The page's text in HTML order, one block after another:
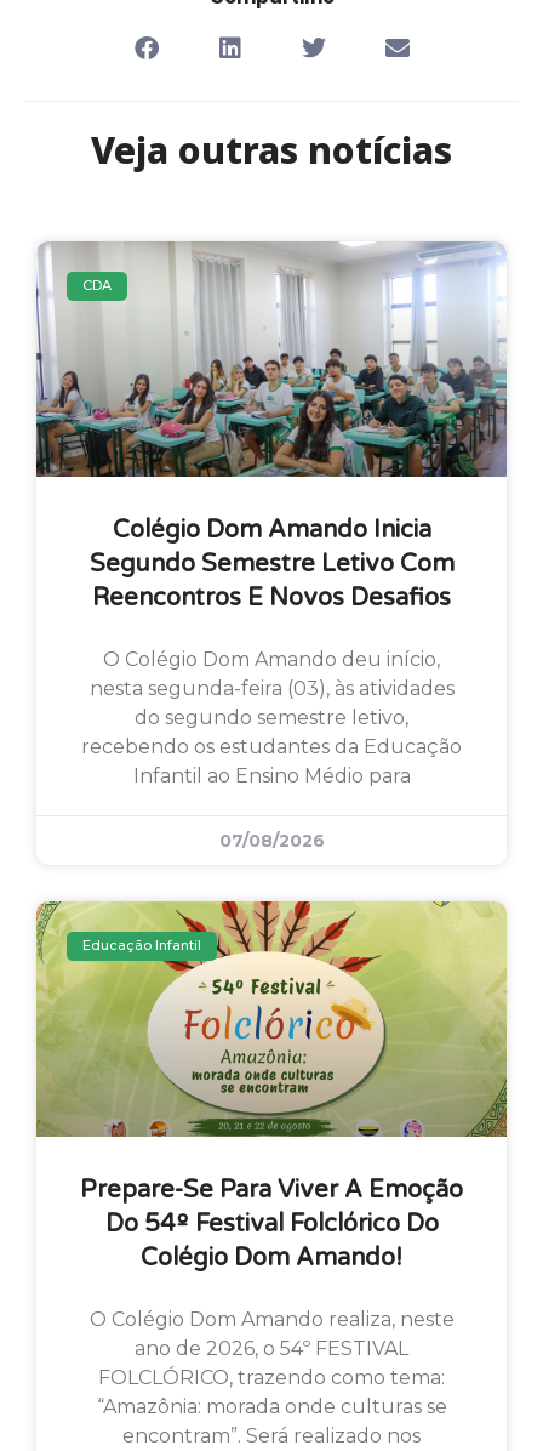
Veja outras notícias
CDA
Colégio Dom Amando Inicia
Segundo Semestre Letivo Com
Reencontros E Novos Desafios
O Colégio Dom Amando deu início,
nesta segunda-feira (03), às atividades
do segundo semestre letivo,
recebendo os estudantes da Educação
Infantil ao Ensino Médio para
07/08/2026
Educação Infantil
Prepare-Se Para Viver A Emoção
Do 54º Festival Folclórico Do
Colégio Dom Amando!
O Colégio Dom Amando realiza, neste
ano de 2026, o 54º FESTIVAL
FOLCLÓRICO, trazendo como tema:
“Amazônia: morada onde culturas se
encontram”. Será realizado nos